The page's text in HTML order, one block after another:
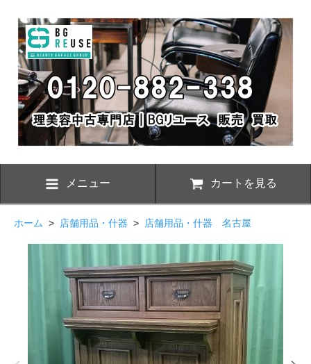
メニュー カートを見る
ホーム > 店舗用品・什器 > 店舗用品・什器 名古屋